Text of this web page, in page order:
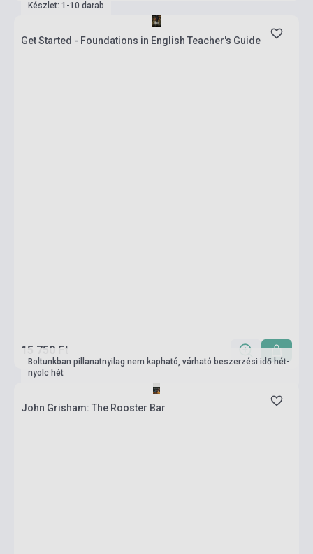
Készlet: 1-10 darab
Get Started - Foundations in English Teacher's Guide
15 750 Ft
Boltunkban pillanatnyilag nem kapható, várható beszerzési idő hét-
nyolc hét
John Grisham: The Rooster Bar